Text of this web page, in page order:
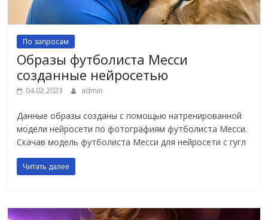
По запросам
Образы футболиста Месси
созданные нейросетью
04.02.2023 admin
Данные образы созданы с помощью натренированной
модели нейросети по фотографиям футболиста Месси.
Скачав модель футболиста Месси для нейросети с гугл
Читать далее